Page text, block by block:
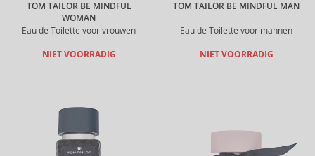
TOM TAILOR BE MINDFUL
WOMAN
Eau de Toilette voor vrouwen
NIET VOORRADIG
TOM TAILOR BE MINDFUL MAN
Eau de Toilette voor mannen
NIET VOORRADIG